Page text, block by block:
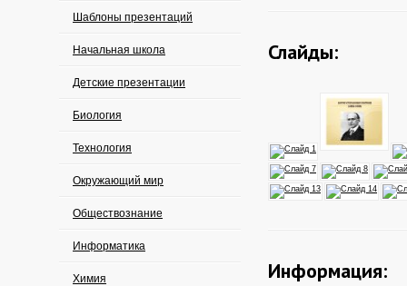
Шаблоны презентаций
Начальная школа
Детские презентации
Биология
Технология
Окружающий мир
Обществознание
Информатика
Химия
Слайды:
Информация: